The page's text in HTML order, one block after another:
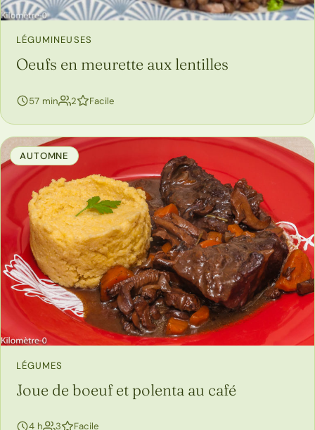
LÉGUMINEUSES
Oeufs en meurette aux lentilles
57 min 2personnes
Facile
AUTOMNE
LÉGUMES
Joue de boeuf et polenta au café
4 h 3personnes
Facile